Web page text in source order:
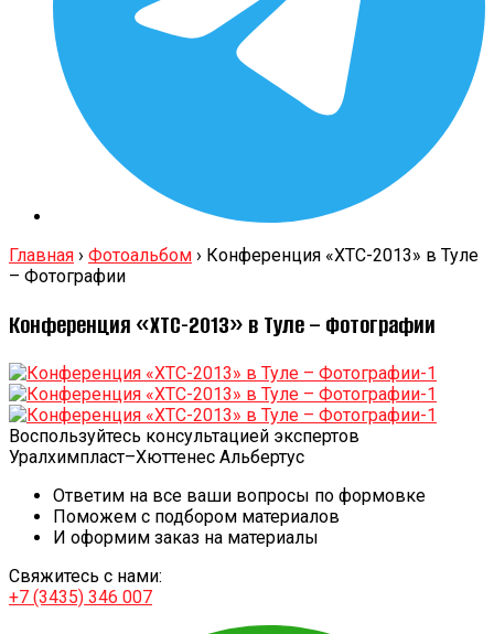
Главная › Фотоальбом › Конференция «ХТС-2013» в Туле
– Фотографии
Конференция «ХТС-2013» в Туле – Фотографии
Воспользуйтесь консультацией экспертов
Уралхимпласт–Хюттенес Альбертус
Ответим на все ваши вопросы по формовке
Поможем с подбором материалов
И оформим заказ на материалы
Свяжитесь с нами:
+7 (3435) 346 007